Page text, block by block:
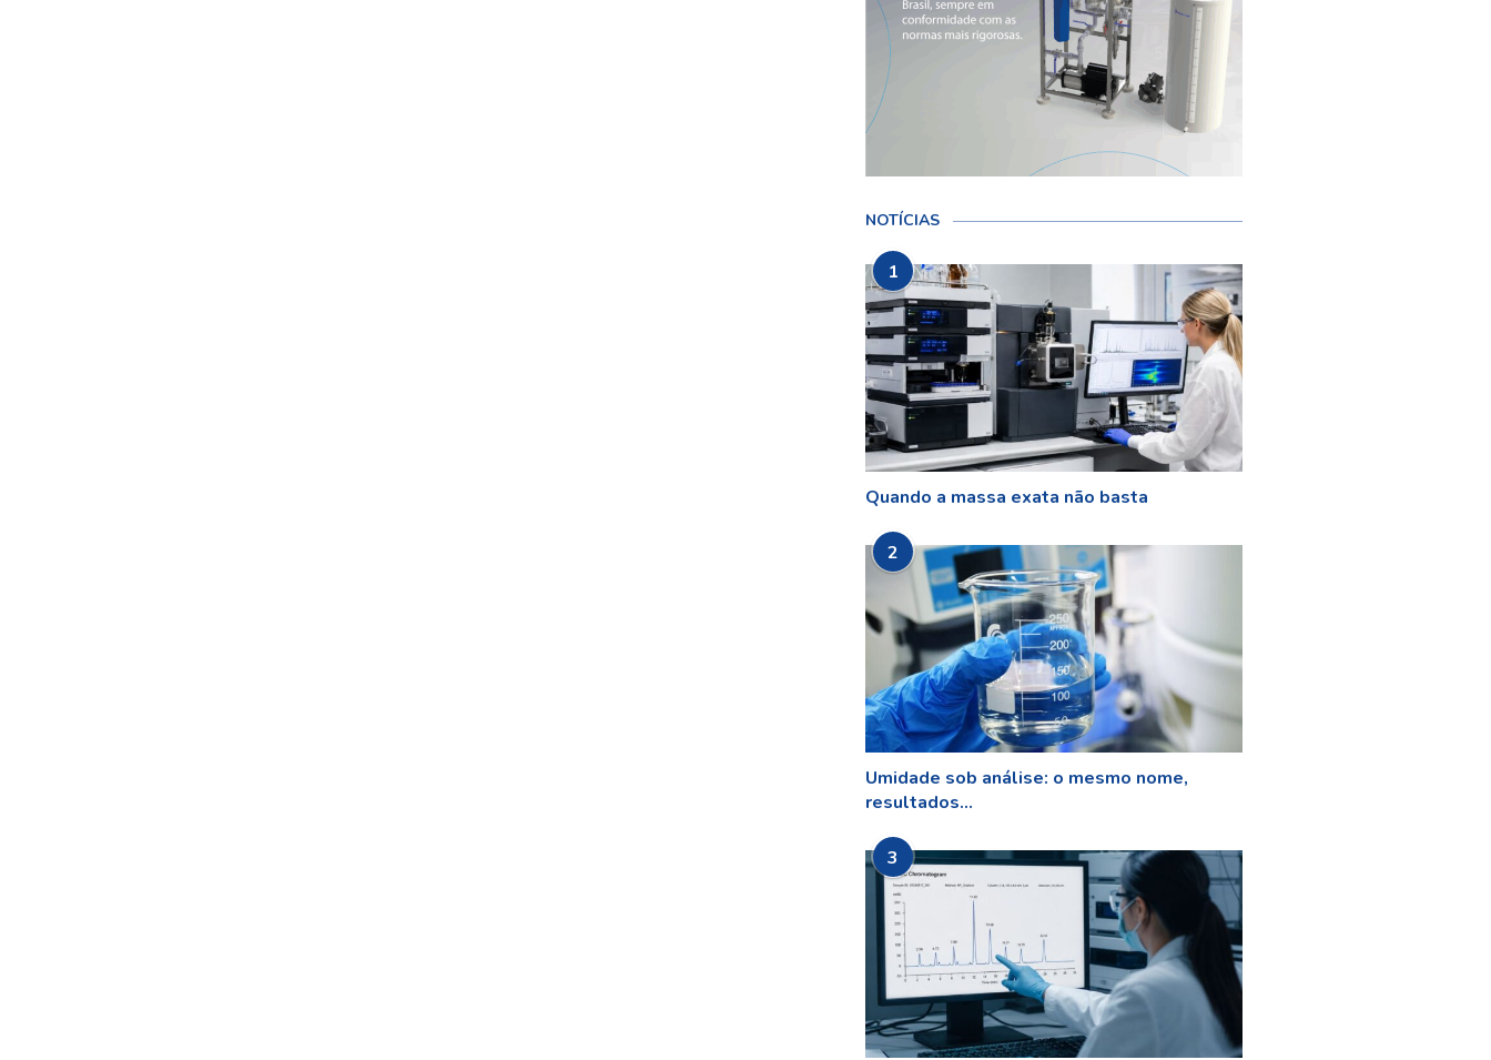
NOTÍCIAS
1
Quando a massa exata não basta
2
Umidade sob análise: o mesmo nome,
resultados...
3